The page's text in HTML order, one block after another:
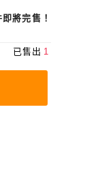
將完售！
已售出 1